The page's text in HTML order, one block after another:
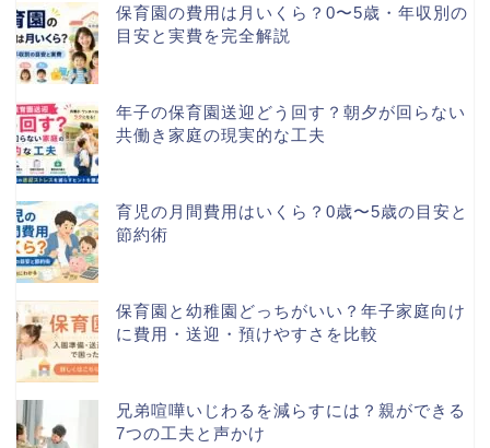
保育園の費用は月いくら？0〜5歳・年収別の
目安と実費を完全解説
年子の保育園送迎どう回す？朝夕が回らない
共働き家庭の現実的な工夫
育児の月間費用はいくら？0歳〜5歳の目安と
節約術
保育園と幼稚園どっちがいい？年子家庭向け
に費用・送迎・預けやすさを比較
兄弟喧嘩いじわるを減らすには？親ができる
7つの工夫と声かけ